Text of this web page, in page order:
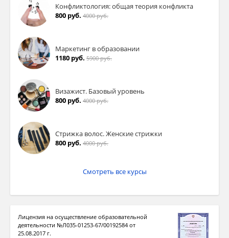
Конфликтология: общая теория конфликта
800 руб. 4000 руб.
Маркетинг в образовании
1180 руб. 5900 руб.
Визажист. Базовый уровень
800 руб. 4000 руб.
Стрижка волос. Женские стрижки
800 руб. 4000 руб.
Смотреть все курсы
Лицензия на осуществление образовательной
деятельности №Л035-01253-67/00192584 от
25.08.2017 г.